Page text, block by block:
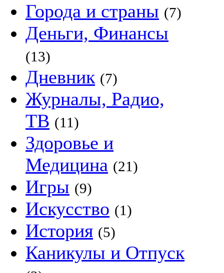
Города и страны (7)
Деньги, Финансы
(13)
Дневник (7)
Журналы, Радио,
ТВ (11)
Здоровье и
Медицина (21)
Игры (9)
Искусство (1)
История (5)
Каникулы и Отпуск